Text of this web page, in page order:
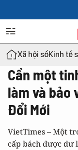
Xã hội sốKinh tế
Cần một
làm và bảo
Đổi Mới
VietTimes – Một
cấp bách được dư